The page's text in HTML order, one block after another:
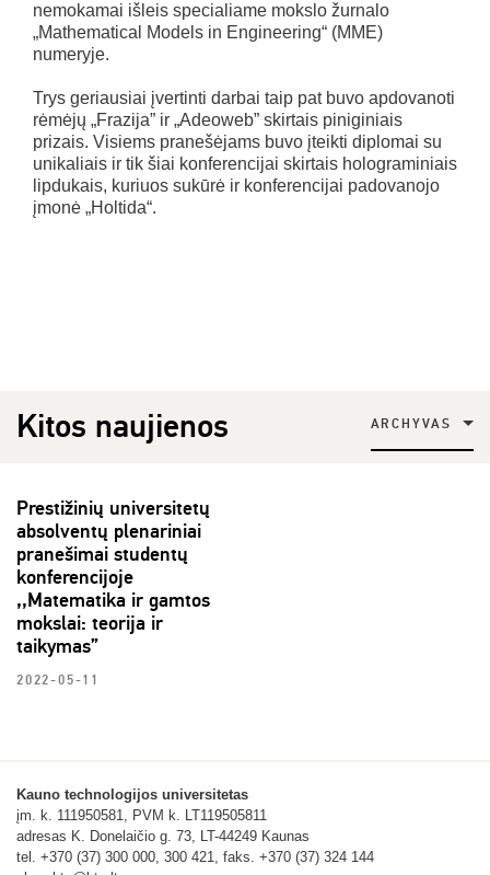
nemokamai išleis specialiame mokslo žurnalo
„Mathematical Models in Engineering“ (MME)
numeryje.
Trys geriausiai įvertinti darbai taip pat buvo apdovanoti
rėmėjų „Frazija” ir „Adeoweb” skirtais piniginiais
prizais. Visiems pranešėjams buvo įteikti diplomai su
unikaliais ir tik šiai konferencijai skirtais holograminiais
lipdukais, kuriuos sukūrė ir konferencijai padovanojo
įmonė „Holtida“.
Kitos naujienos ARCHYVAS
Prestižinių universitetų
absolventų plenariniai
pranešimai studentų
konferencijoje
,,Matematika ir gamtos
mokslai: teorija ir
taikymas”
2022-05-11
Kauno technologijos universitetas
įm. k. 111950581, PVM k. LT119505811
adresas K. Donelaičio g. 73, LT-44249 Kaunas
tel. +370 (37) 300 000, 300 421, faks. +370 (37) 324 144